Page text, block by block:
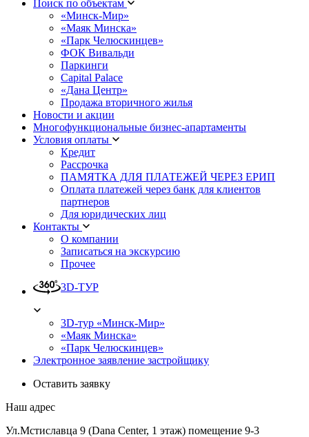
Поиск по объектам
«Минск-Мир»
«Маяк Минска»
«Парк Челюскинцев»
ФОК Вивальди
Паркинги
Capital Palace
«Дана Центр»
Продажа вторичного жилья
Новости и акции
Многофункциональные бизнес-апартаменты
Условия оплаты
Кредит
Рассрочка
ПАМЯТКА ДЛЯ ПЛАТЕЖЕЙ ЧЕРЕЗ ЕРИП
Оплата платежей через банк для клиентов
партнеров
Для юридических лиц
Контакты
О компании
Записаться на экскурсию
Прочее
3D-ТУР
3D-тур «Минск-Мир»
«Маяк Минска»
«Парк Челюскинцев»
Электронное заявление застройщику
Оставить заявку
Наш адрес
Ул.Мстиславца 9 (Dana Center, 1 этаж) помещение 9-3